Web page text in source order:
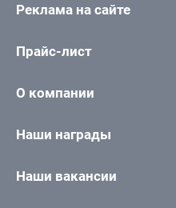
Реклама на сайте
Прайс-лист
О компании
Наши награды
Наши вакансии